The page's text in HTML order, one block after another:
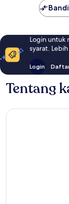
Login untuk
syarat.
Login
Tentang